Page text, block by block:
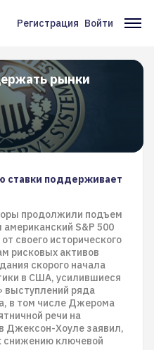
Меню
учётной
записи
пользователя
Регистрация Войти
рынки
ставки поддерживает
продолжили подъем
S&P 500
своего исторического
рисковых активов
скорого начала
в США, усилившиеся
выступлений ряда
в том числе Джерома
речи на
Джексон-Хоуле заявил,
снижению ключевой